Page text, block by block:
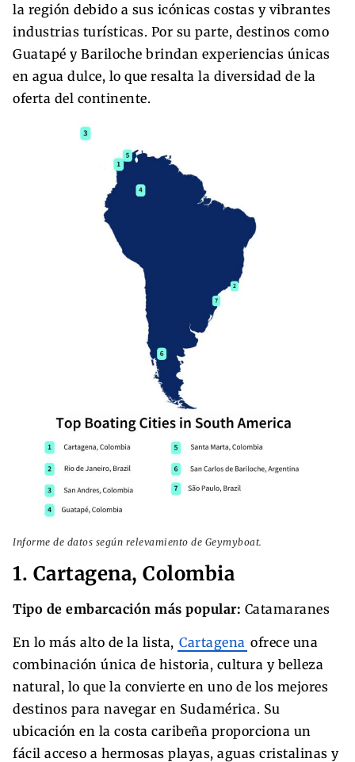
la región debido a sus icónicas costas y vibrantes
industrias turísticas. Por su parte, destinos como
Guatapé y Bariloche brindan experiencias únicas
en agua dulce, lo que resalta la diversidad de la
oferta del continente.
Informe de datos según relevamiento de Geymyboat.
1. Cartagena, Colombia
Tipo de embarcación más popular: Catamaranes
En lo más alto de la lista, Cartagena ofrece una
combinación única de historia, cultura y belleza
natural, lo que la convierte en uno de los mejores
destinos para navegar en Sudamérica. Su
ubicación en la costa caribeña proporciona un
fácil acceso a hermosas playas, aguas cristalinas y